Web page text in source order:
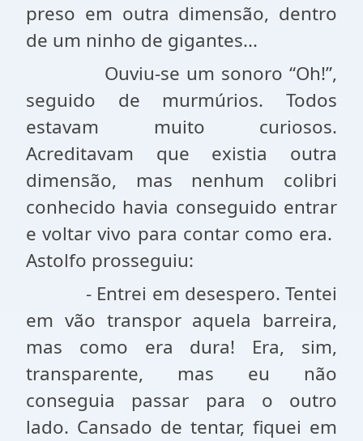
preso em outra dimensão, dentro
de um ninho de gigantes...
Ouviu-se um sonoro “Oh!”,
seguido de murmúrios. Todos
estavam muito curiosos.
Acreditavam que existia outra
dimensão, mas nenhum colibri
conhecido havia conseguido entrar
e voltar vivo para contar como era.
Astolfo prosseguiu:
- Entrei em desespero. Tentei
em vão transpor aquela barreira,
mas como era dura! Era, sim,
transparente, mas eu não
conseguia passar para o outro
lado. Cansado de tentar, fiquei em